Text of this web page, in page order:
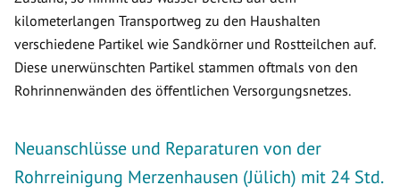
kilometerlangen Transportweg zu den Haushalten
verschiedene Partikel wie Sandkörner und Rostteilchen auf.
Diese unerwünschten Partikel stammen oftmals von den
Rohrinnenwänden des öffentlichen Versorgungsnetzes.
Neuanschlüsse und Reparaturen von der
Rohrreinigung Merzenhausen (Jülich) mit 24 Std.